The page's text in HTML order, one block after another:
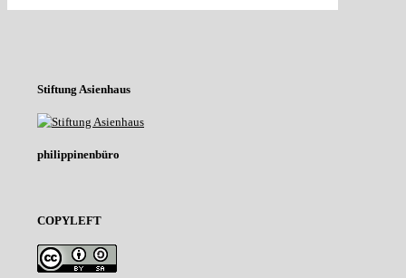
Stiftung Asienhaus
philippinenbüro
COPYLEFT